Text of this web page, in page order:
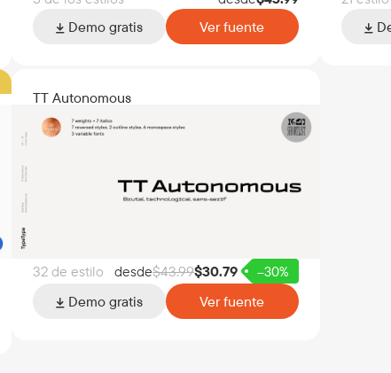
Demo gratis
Ver fuente
TT Autonomous
32 de estilo desde$43.99$30.79 –30%
Demo gratis Ver fuente